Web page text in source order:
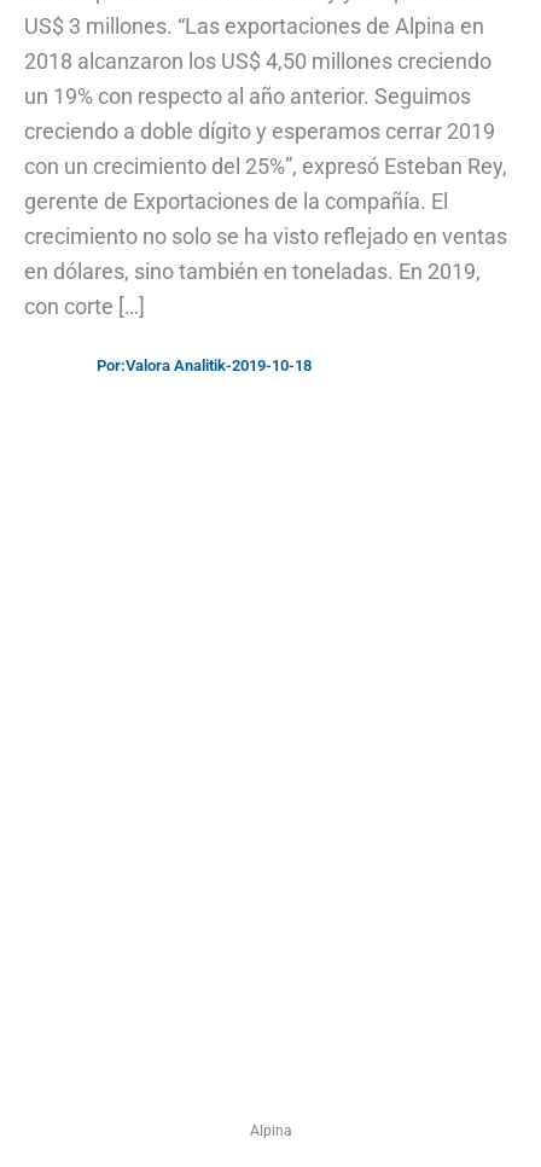
US$ 3 millones. “Las exportaciones de Alpina en
2018 alcanzaron los US$ 4,50 millones creciendo
un 19% con respecto al año anterior. Seguimos
creciendo a doble dígito y esperamos cerrar 2019
con un crecimiento del 25%”, expresó Esteban Rey,
gerente de Exportaciones de la compañía. El
crecimiento no solo se ha visto reflejado en ventas
en dólares, sino también en toneladas. En 2019,
con corte […]
Por:Valora Analitik-2019-10-18
Alpina